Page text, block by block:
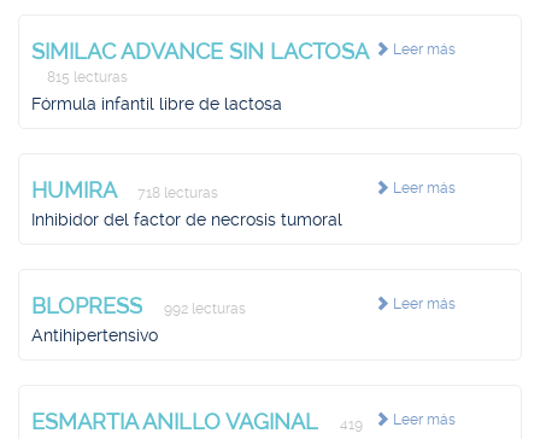
Leer más
SIMILAC ADVANCE SIN LACTOSA
815 lecturas
Fórmula infantil libre de lactosa
Leer más
HUMIRA 718 lecturas
Inhibidor del factor de necrosis tumoral
Leer más
BLOPRESS 992 lecturas
Antihipertensivo
Leer más
ESMARTIA ANILLO VAGINAL
419